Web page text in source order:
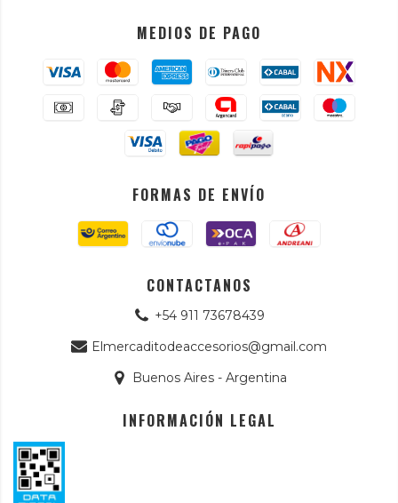
MEDIOS DE PAGO
FORMAS DE ENVÍO
CONTACTANOS
+54 911 73678439
Elmercaditodeaccesorios@gmail.com
Buenos Aires - Argentina
INFORMACIÓN LEGAL